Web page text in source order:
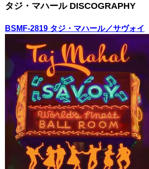
タジ・マハール DISCOGRAPHY
BSMF-2819 タジ・マハール／サヴォイ